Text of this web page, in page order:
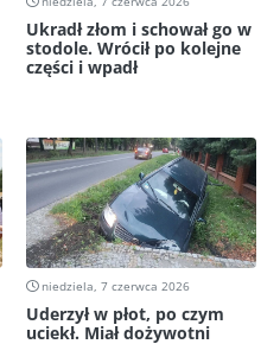
Ukradł złom i schował go w
stodole. Wrócił po kolejne
części i wpadł
niedziela, 7 czerwca 2026
Uderzył w płot, po czym
uciekł. Miał dożywotni